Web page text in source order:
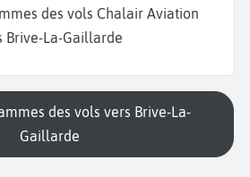
Brive-La-Gaillarde
Gaillarde